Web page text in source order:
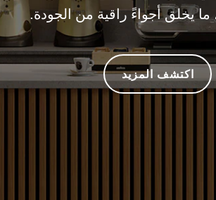
ما يخلق أجواءً راقية من الجودة.
اكتشف المزيد